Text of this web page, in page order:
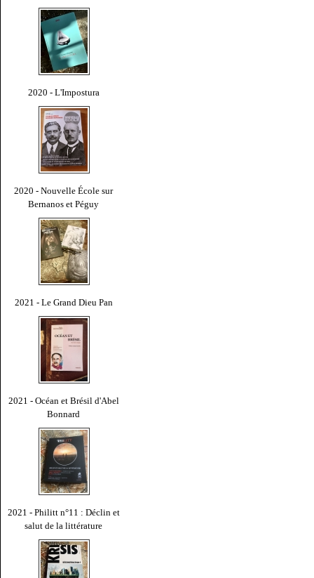
2020 - L'Impostura
2020 - Nouvelle École sur
Bernanos et Péguy
2021 - Le Grand Dieu Pan
2021 - Océan et Brésil d'Abel
Bonnard
2021 - Philitt n°11 : Déclin et
salut de la littérature